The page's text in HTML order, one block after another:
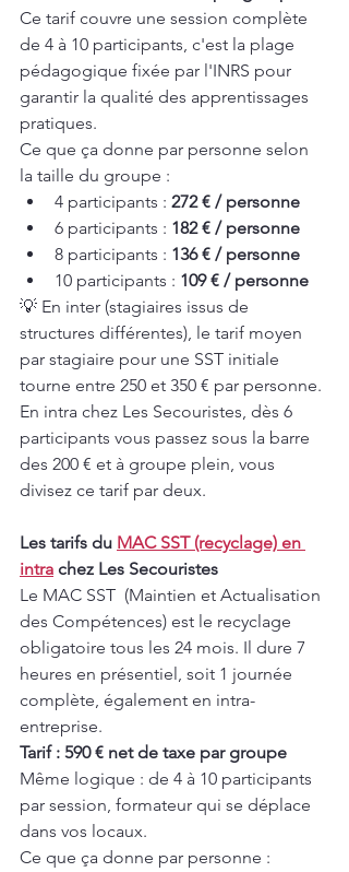
Ce tarif couvre une session complète
de 4 à 10 participants, c'est la plage
pédagogique fixée par l'INRS pour
garantir la qualité des apprentissages
pratiques.
Ce que ça donne par personne selon
la taille du groupe :
4 participants : 272 € / personne
6 participants : 182 € / personne
8 participants : 136 € / personne
10 participants : 109 € / personne
💡 En inter (stagiaires issus de
structures différentes), le tarif moyen
par stagiaire pour une SST initiale
tourne entre 250 et 350 € par personne.
En intra chez Les Secouristes, dès 6
participants vous passez sous la barre
des 200 € et à groupe plein, vous
divisez ce tarif par deux.
Les tarifs du MAC SST (recyclage) en
intra chez Les Secouristes
Le MAC SST  (Maintien et Actualisation
des Compétences) est le recyclage
obligatoire tous les 24 mois. Il dure 7
heures en présentiel, soit 1 journée
complète, également en intra-
entreprise.
Tarif : 590 € net de taxe par groupe
Même logique : de 4 à 10 participants
par session, formateur qui se déplace
dans vos locaux.
Ce que ça donne par personne :